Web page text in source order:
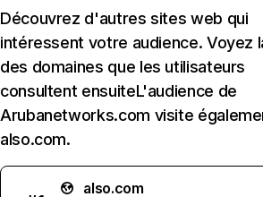
Découvrez d'autres sites web qui
intéressent votre audience. Voyez
des domaines que les utilisateurs
consultent ensuiteL'audience de
Arubanetworks.com visite
also.com.
also.com